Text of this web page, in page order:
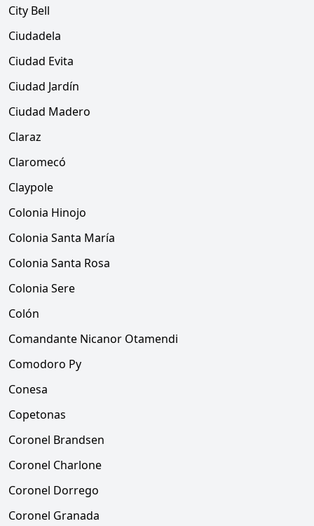
City Bell
Ciudadela
Ciudad Evita
Ciudad Jardín
Ciudad Madero
Claraz
Claromecó
Claypole
Colonia Hinojo
Colonia Santa María
Colonia Santa Rosa
Colonia Sere
Colón
Comandante Nicanor Otamendi
Comodoro Py
Conesa
Copetonas
Coronel Brandsen
Coronel Charlone
Coronel Dorrego
Coronel Granada